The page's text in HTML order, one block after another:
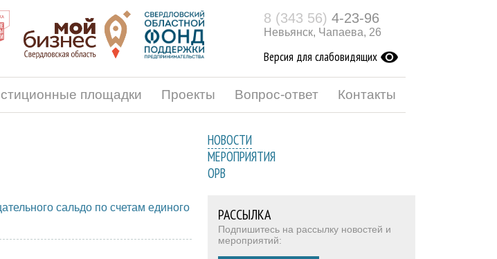
8 (343 56) 4-23-96
Невьянск, Чапаева, 26
Версия для слабовидящих
площадки Проекты Вопрос-ответ Контакты
сальдо по счетам единого
НОВОСТИ
МЕРОПРИЯТИЯ
ОРВ
РАССЫЛКА
Подпишитесь на рассылку новостей и
мероприятий: